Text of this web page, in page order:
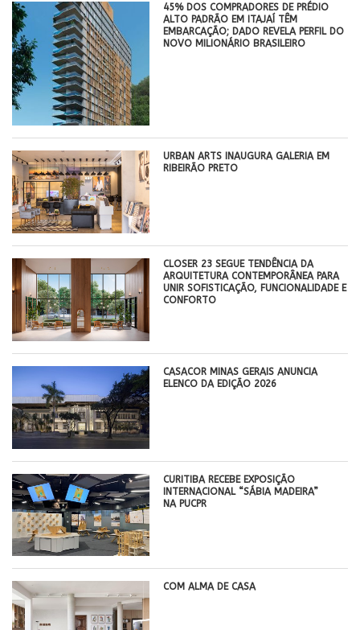
45% DOS COMPRADORES DE PRÉDIO
ALTO PADRÃO EM ITAJAÍ TÊM
EMBARCAÇÃO; DADO REVELA PERFIL DO
NOVO MILIONÁRIO BRASILEIRO
​URBAN ARTS INAUGURA GALERIA EM
RIBEIRÃO PRETO
CLOSER 23 SEGUE TENDÊNCIA DA
ARQUITETURA CONTEMPORÂNEA PARA
UNIR SOFISTICAÇÃO, FUNCIONALIDADE E
CONFORTO
CASACOR MINAS GERAIS ANUNCIA
ELENCO DA EDIÇÃO 2026
CURITIBA RECEBE EXPOSIÇÃO
INTERNACIONAL “SÁBIA MADEIRA”
NA PUCPR
COM ALMA DE CASA